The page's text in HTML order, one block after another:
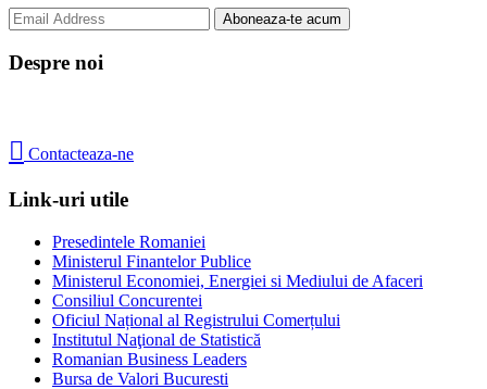
Despre noi
 Contacteaza-ne
Link-uri utile
Presedintele Romaniei
Ministerul Finantelor Publice
Ministerul Economiei, Energiei si Mediului de Afaceri
Consiliul Concurentei
Oficiul Național al Registrului Comerțului
Institutul Naţional de Statistică
Romanian Business Leaders
Bursa de Valori Bucuresti